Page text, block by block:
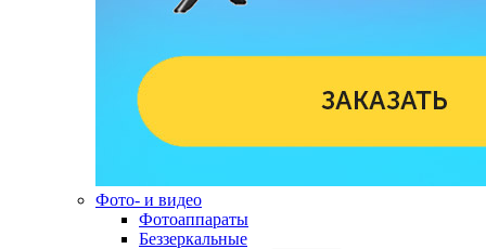
Фото- и видео
Фотоаппараты
Беззеркальные